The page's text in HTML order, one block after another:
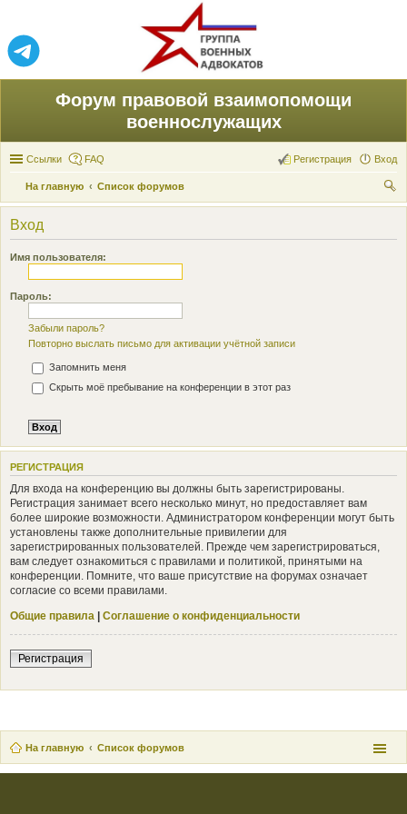
Форум правовой взаимопомощи
военнослужащих
Ссылки FAQ Вход
Регистрация
На главную
Список форумов
ои
Вход
Имя пользователя:
Пароль:
Забыли пароль?
Повторно выслать письмо для активации учётной записи
Запомнить меня
Скрыть моё пребывание на конференции в этот раз
РЕГИСТРАЦИЯ
Для входа на конференцию вы должны быть зарегистрированы.
Регистрация занимает всего несколько минут, но предоставляет вам
более широкие возможности. Администратором конференции могут быть
установлены также дополнительные привилегии для
зарегистрированных пользователей. Прежде чем зарегистрироваться,
вам следует ознакомиться с правилами и политикой, принятыми на
конференции. Помните, что ваше присутствие на форумах означает
согласие со всеми правилами.
Общие правила | Соглашение о конфиденциальности
Регистрация
На главную Список форумов